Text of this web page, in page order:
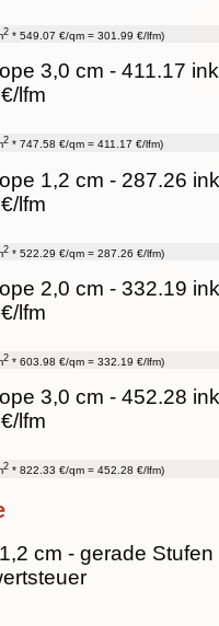
2 * 549.07 €/qm = 301.99 €/lfm)
3,0 cm - 411.17
lfm
2 * 747.58 €/qm = 411.17 €/lfm)
1,2 cm - 287.26
lfm
2 * 522.29 €/qm = 287.26 €/lfm)
2,0 cm - 332.19
lfm
2 * 603.98 €/qm = 332.19 €/lfm)
3,0 cm - 452.28
lfm
2 * 822.33 €/qm = 452.28 €/lfm)
cm - gerade